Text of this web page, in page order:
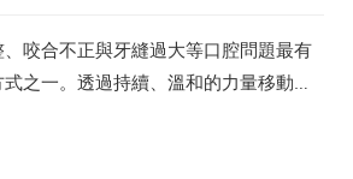
咬合不正與牙縫過大等口腔問題最有
之一。透過持續、溫和的力量移動牙
能，也能改善臉型比例與笑容美觀。
的原理、適合族群、常見種類、費用比